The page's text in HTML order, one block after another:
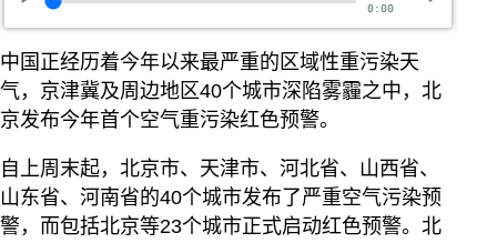
0:00
中国正经历着今年以来最严重的区域性重污染天
气，京津冀及周边地区40个城市深陷雾霾之中，北
京发布今年首个空气重污染红色预警。
自上周末起，北京市、天津市、河北省、山西省、
山东省、河南省的40个城市发布了严重空气污染预
警，而包括北京等23个城市正式启动红色预警。北